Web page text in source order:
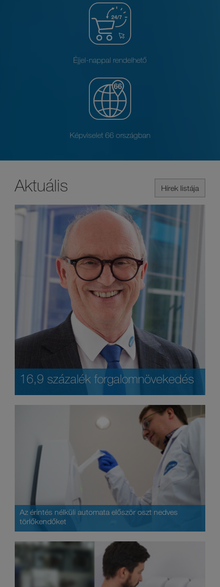
Éjjel-nappal rendelhető
Képviselet 66 országban
Hírek listája
Aktuális
16,9 százalék forgalomnövekedés
Az érintés nélküli automata először oszt nedves
törlőkendőket